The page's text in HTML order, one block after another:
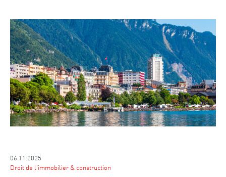
06.11.2025
Droit de l'immobilier & construction